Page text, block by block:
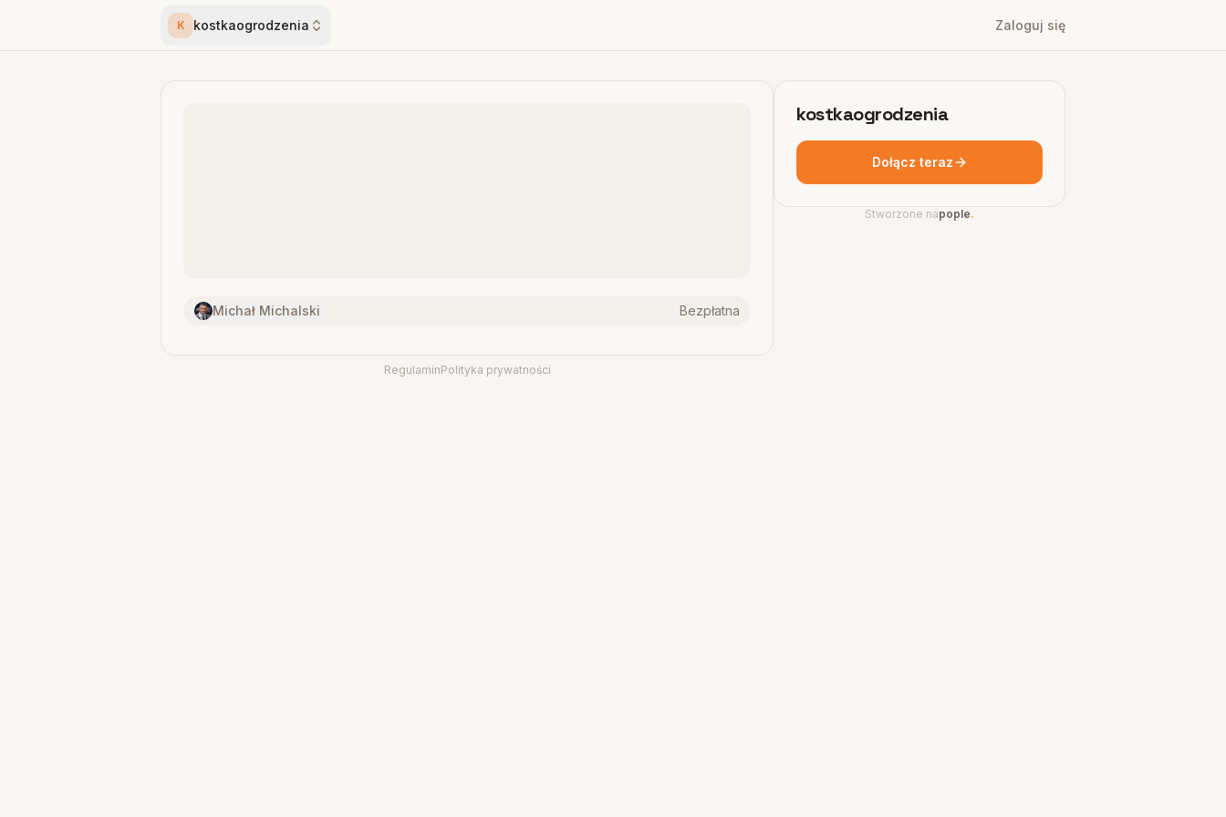
K kostkaogrodzenia Zaloguj się
Michał Michalski Bezpłatna
RegulaminPolityka prywatności
kostkaogrodzenia
Dołącz teraz
Stworzone napople.